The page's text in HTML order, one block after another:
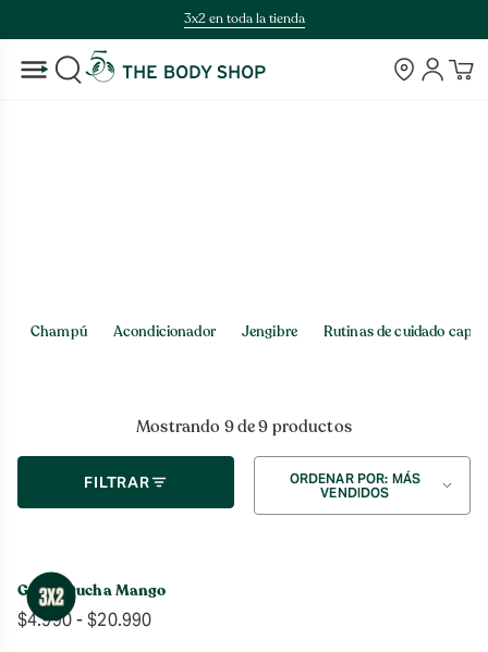
3x2 en toda la tienda
BUSCAR Tiendas
Cuenta
Champú Acondicionador Jengibre Rutinas de cuidado
Mostrando 9 de 9 productos
FILTRAR
Ordenar
por
ORDENAR POR: MÁS
VENDIDOS
Gel de Ducha Mango
$4.990- $20.990Rango